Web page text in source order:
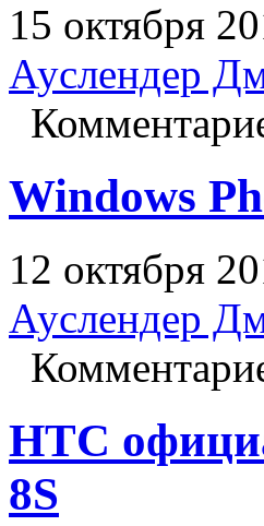
15 октября
Ауслендер
Windows
12 октября
Ауслендер
HTC
8S